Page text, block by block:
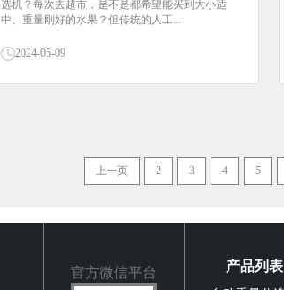
选机？每次去超市，是不是都希望能买到大小适
中、重量刚好的水果？但传统的人工...
2024-05-09
上一页 2 3 4 5
官方微信平台 产品列表